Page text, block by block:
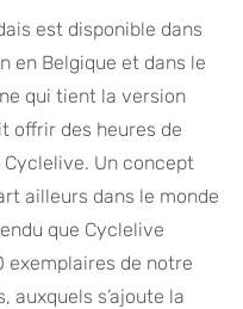
est disponible dans
en Belgique et dans le
qui tient la version
offrir des heures de
Un concept
ailleurs dans le monde
que Cyclelive
exemplaires de notre
auxquels s’ajoute la